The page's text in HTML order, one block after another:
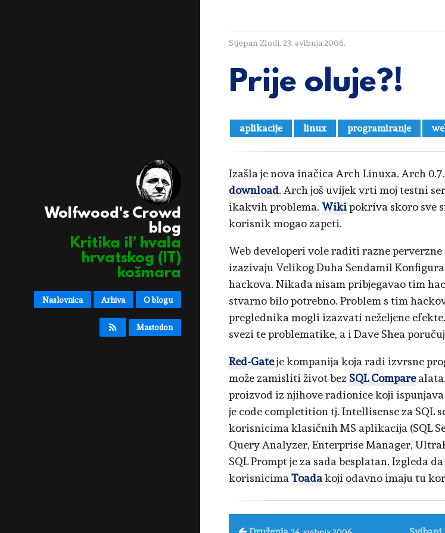
Wolfwood's Crowd
blog
Kritika il’ hvala
hrvatskog (IT)
košmara
Naslovnica Arhiva O blogu
Mastodon
Stjepan Zlodi, 23. svibnja 2006.
Prije oluje?!
aplikacije linux programiranje
Izašla je nova inačica Arch Linuxa. Arch
download. Arch još uvijek vrti moj testni
ikakvih problema. Wikipokriva skoro sve
korisnik mogao zapeti.
Web developeri vole raditi razne
izazivaju Velikog Duha Sendamil
hackova. Nikada nisam pribjegavao tim
stvarno bilo potrebno. Problem s tim
preglednika mogli izazvati neželjene
svezi te problematike, a i Dave Shea
Red-Gateje kompanija koja radi izvrsne
može zamisliti život bez SQL Compare
proizvod iz njihove radionice koji
je code completition tj. Intellisense za SQL
korisnicima klasičnih MS aplikacija (SQL
Query Analyzer, Enterprise Manager,
SQL Prompt je za sada besplatan. Izgleda
korisnicimaToadakoji odavno imaju tu